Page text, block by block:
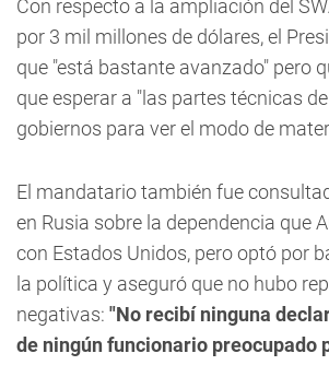
Con respecto a la ampliación del
por 3 mil millones de dólares, el
que "está bastante avanzado" pero
que esperar a "las partes técnicas
gobiernos para ver el modo de
El mandatario también fue
en Rusia sobre la dependencia que
con Estados Unidos, pero optó por
la política y aseguró que no hubo
negativas: "No recibí ninguna
de ningún funcionario preocupado